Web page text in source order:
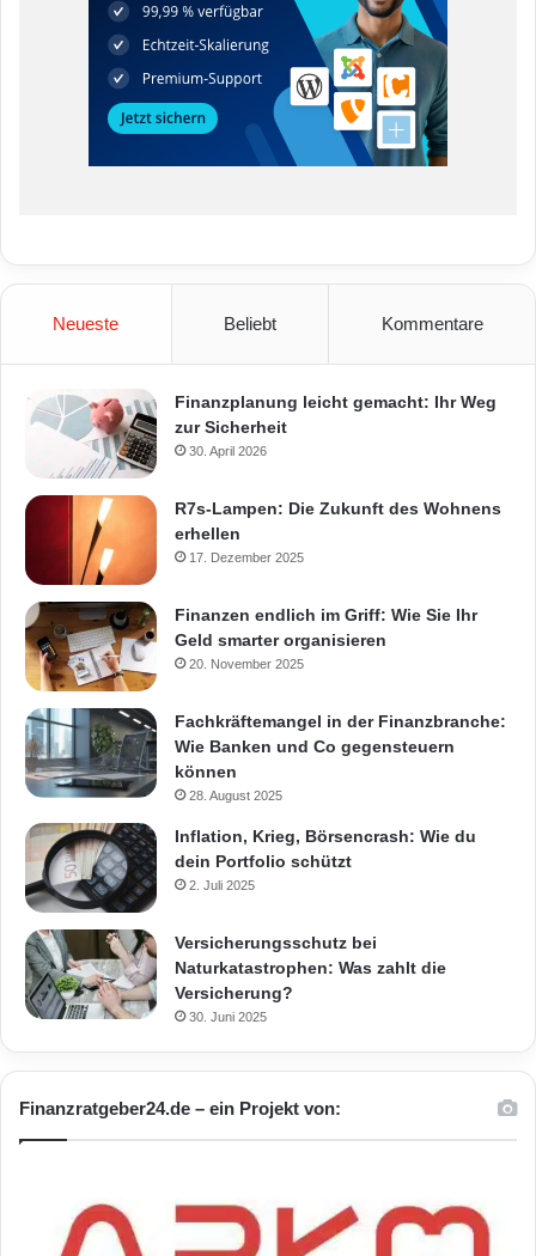
Neueste Beliebt Kommentare
Finanzplanung leicht gemacht: Ihr Weg
zur Sicherheit
30. April 2026
R7s-Lampen: Die Zukunft des Wohnens
erhellen
17. Dezember 2025
Finanzen endlich im Griff: Wie Sie Ihr
Geld smarter organisieren
20. November 2025
Fachkräftemangel in der Finanzbranche:
Wie Banken und Co gegensteuern
können
28. August 2025
Inflation, Krieg, Börsencrash: Wie du
dein Portfolio schützt
2. Juli 2025
Versicherungsschutz bei
Naturkatastrophen: Was zahlt die
Versicherung?
30. Juni 2025
Finanzratgeber24.de – ein Projekt von: